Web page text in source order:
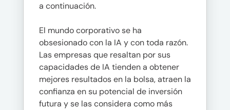
a continuación.
El mundo corporativo se ha
obsesionado con la IA y con toda razón.
Las empresas que resaltan por sus
capacidades de IA tienden a obtener
mejores resultados en la bolsa, atraen la
confianza en su potencial de inversión
futura y se las considera como más